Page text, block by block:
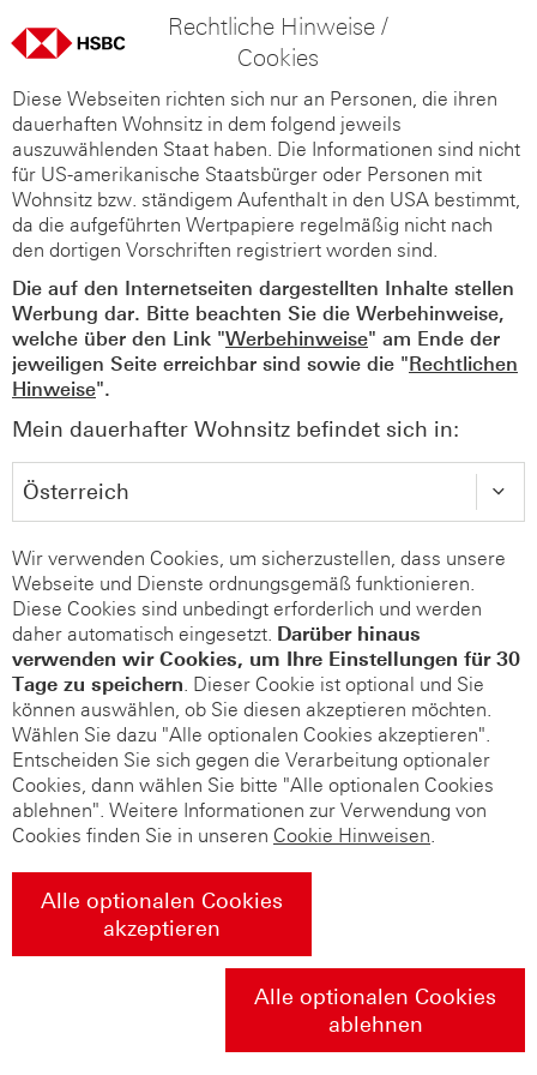
Rechtliche Hinweise /
Cookies
Diese Webseiten richten sich nur an Personen, die ihren
dauerhaften Wohnsitz in dem folgend jeweils
auszuwählenden Staat haben. Die Informationen sind nicht
für US-amerikanische Staatsbürger oder Personen mit
Wohnsitz bzw. ständigem Aufenthalt in den USA bestimmt,
da die aufgeführten Wertpapiere regelmäßig nicht nach
den dortigen Vorschriften registriert worden sind.
Die auf den Internetseiten dargestellten Inhalte stellen
Werbung dar. Bitte beachten Sie die Werbehinweise,
welche über den Link "Werbehinweise" am Ende der
jeweiligen Seite erreichbar sind sowie die "Rechtlichen
Hinweise".
Mein dauerhafter Wohnsitz befindet sich in:
Wir verwenden Cookies, um sicherzustellen, dass unsere
Webseite und Dienste ordnungsgemäß funktionieren.
Diese Cookies sind unbedingt erforderlich und werden
daher automatisch eingesetzt. Darüber hinaus
verwenden wir Cookies, um Ihre Einstellungen für 30
Tage zu speichern. Dieser Cookie ist optional und Sie
können auswählen, ob Sie diesen akzeptieren möchten.
Wählen Sie dazu "Alle optionalen Cookies akzeptieren".
Entscheiden Sie sich gegen die Verarbeitung optionaler
Cookies, dann wählen Sie bitte "Alle optionalen Cookies
ablehnen". Weitere Informationen zur Verwendung von
Cookies finden Sie in unseren Cookie Hinweisen.
Alle optionalen Cookies
akzeptieren
Alle optionalen Cookies
ablehnen